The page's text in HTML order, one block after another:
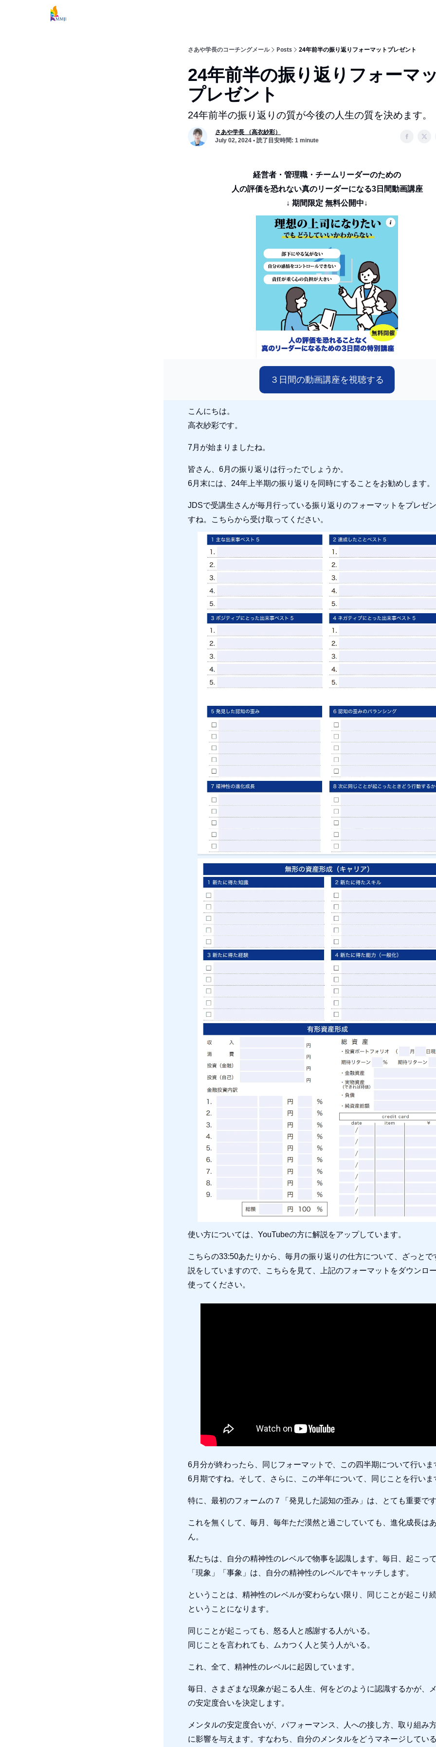
さあや学長のコーチングメール Posts 24年前半の振り返りフォーマットプレゼント
24年前半の振り返りフォーマ
プレゼント
24年前半の振り返りの質が今後の人生の質を決めます。
さあや学長 （高衣紗彩）
July 02, 2024 • 読了目安時間: 1 minute
経営者・管理職・チームリーダーのための
人の評価を恐れない真のリーダーになる3日間動画講座
↓ 期間限定 無料公開中↓
３日間の動画講座を視聴する
こんにちは。
高衣紗彩です。
7月が始まりましたね。
皆さん、6月の振り返りは行ったでしょうか。
6月末には、24年上半期の振り返りを同時にすることをお勧めします。
JDSで受講生さんが毎月行っている振り返りのフォーマットをプレゼ
すね。こちらから受け取ってください。
使い方については、YouTubeの方に解説をアップしています。
こちらの33:50あたりから、毎月の振り返りの仕方について、ざっとで
説をしていますので、こちらを見て、上記のフォーマットをダウンロ
使ってください。
6月分が終わったら、同じフォーマットで、この四半期について行いま
6月期ですね。そして、さらに、この半年について、同じことを行いま
特に、最初のフォームの７「発見した認知の歪み」は、とても重要で
これを無くして、毎月、毎年ただ漠然と過ごしていても、進化成長は
ん。
私たちは、自分の精神性のレベルで物事を認識します。毎日、起こっ
「現象」「事象」は、自分の精神性のレベルでキャッチします。
ということは、精神性のレベルが変わらない限り、同じことが起こり
ということになります。
同じことが起こっても、怒る人と感謝する人がいる。
同じことを言われても、ムカつく人と笑う人がいる。
これ、全て、精神性のレベルに起因しています。
毎日、さまざまな現象が起こる人生、何をどのように認識するかが、
の安定度合いを決定します。
メンタルの安定度合いが、パフォーマンス、人への接し方、取り組み
に影響を与えます。すなわち、自分のメンタルをどうマネージしてい